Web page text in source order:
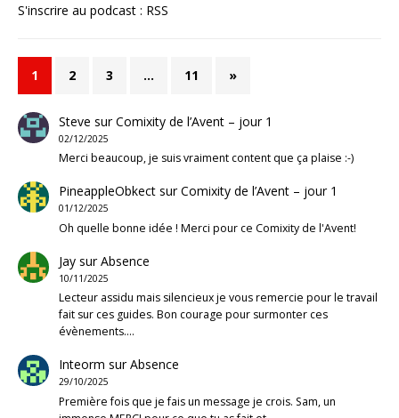
S'inscrire au podcast : RSS
1 2 3 … 11 »
Steve surComixity de l’Avent – jour 1
02/12/2025
Merci beaucoup, je suis vraiment content que ça plaise :-)
PineappleObkectsurComixity de l’Avent – jour 1
01/12/2025
Oh quelle bonne idée ! Merci pour ce Comixity de l'Avent!
JaysurAbsence
10/11/2025
Lecteur assidu mais silencieux je vous remercie pour le travail
fait sur ces guides. Bon courage pour surmonter ces
évènements.…
Inteorm surAbsence
29/10/2025
Première fois que je fais un message je crois. Sam, un